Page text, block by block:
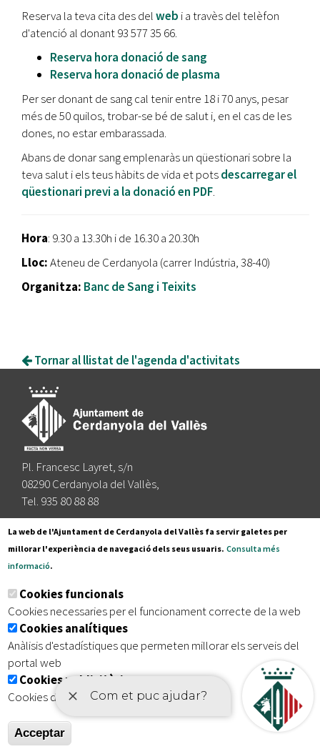
Reserva la teva cita des delweb i a travès del telèfon
d'atenció al donant 93 577 35 66.
Reserva hora donació de sang
Reserva hora donació de plasma
Per ser donant de sang cal tenir entre 18 i 70 anys, pesar
més de 50 quilos, trobar-se bé de salut i, en el cas de les
dones, no estar embarassada.
Abans de donar sang emplenaràs un qüestionari sobre la
teva salut i els teus hàbits de vida et potsdescarregar el
qüestionari previ a la donació en PDF.
Hora: 9.30 a 13.30h i de 16.30 a 20.30h
Lloc:Ateneu de Cerdanyola (carrer Indústria, 38-40)
Organitza: Banc de Sang i Teixits
Tornar al llistat de l'agenda d'activitats
Pl. Francesc Layret, s/n
08290 Cerdanyola del Vallès,
Tel. 935 80 88 88
Segueix-nos a:
Subscriu-te al nostre butlletí
Inici | Avís legal | Protecció de dades
| Accessibilitat
La web de l'Ajuntament de Cerdanyola del Vallès fa servir galetes per
millorar l'experiència de navegació dels seus usuaris. Consulta més
informació.
Cookies funcionals
Cookies necessaries per el funcionament correcte de la web
Cookies analítiques
Anàlisis d'estadístiques que permeten millorar els serveis del
portal web
Cookies publicitàries
Cookies de tercers amb finalitat publicitària
Acceptar